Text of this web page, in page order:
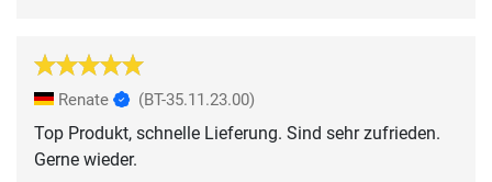
Renate (BT-35.11.23.00)
Top Produkt, schnelle Lieferung. Sind sehr zufrieden.
Gerne wieder.